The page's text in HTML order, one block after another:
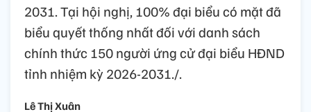
2031. Tại hội nghị, 100% đại biểu có mặt đã
biểu quyết thống nhất đối với danh sách
chính thức 150 người ứng cử đại biểu HĐND
tỉnh nhiệm kỳ 2026-2031./.
Lê Thị Xuân